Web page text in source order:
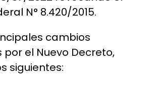
N° 8.420/2015.
cambios
el Nuevo Decreto,
siguientes: